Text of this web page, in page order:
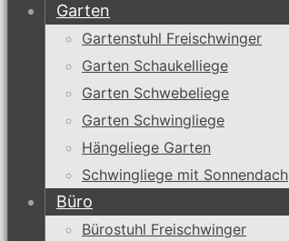
Garten
Gartenstuhl Freischwinger
Garten Schaukelliege
Garten Schwebeliege
Garten Schwingliege
Hängeliege Garten
Schwingliege mit Sonnendach
Büro
Bürostuhl Freischwinger